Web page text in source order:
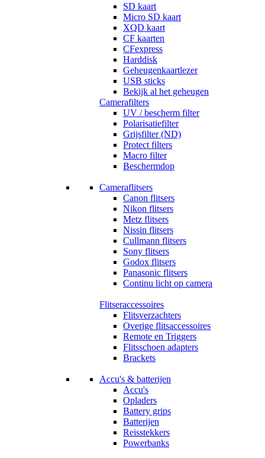
SD kaart
Micro SD kaart
XQD kaart
CF kaarten
CFexpress
Harddisk
Geheugenkaartlezer
USB sticks
Bekijk al het geheugen
Camerafilters
UV / bescherm filter
Polarisatiefilter
Grijsfilter (ND)
Protect filters
Macro filter
Beschermdop
Cameraflitsers
Canon flitsers
Nikon flitsers
Metz flitsers
Nissin flitsers
Cullmann flitsers
Sony flitsers
Godox flitsers
Panasonic flitsers
Continu licht op camera
Flitseraccessoires
Flitsverzachters
Overige flitsaccessoires
Remote en Triggers
Flitsschoen adapters
Brackets
Accu's & batterijen
Accu's
Opladers
Battery grips
Batterijen
Reisstekkers
Powerbanks